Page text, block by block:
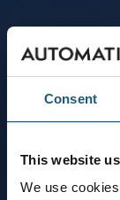
Consent
This website
We use